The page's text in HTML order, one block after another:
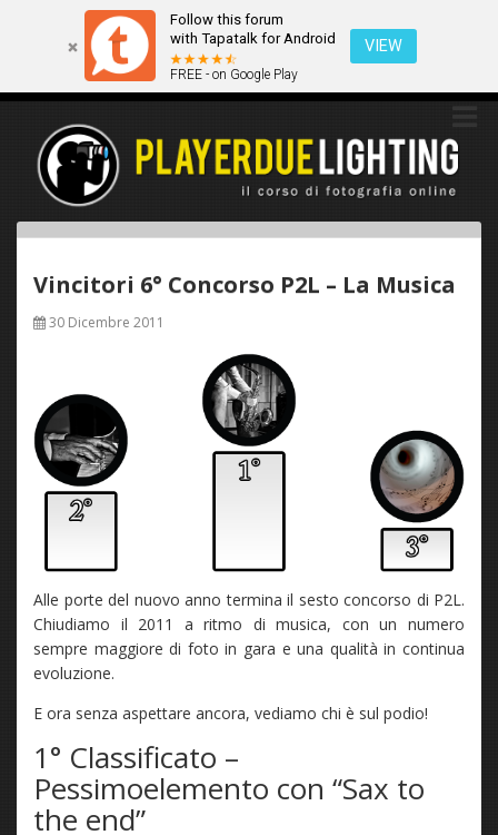
Follow this forum
with Tapatalk for Android
FREE - on Google Play
VIEW
Vincitori 6° Concorso P2L – La Musica
30 Dicembre 2011
Alle porte del nuovo anno termina il sesto concorso di P2L.
Chiudiamo il 2011 a ritmo di musica, con un numero
sempre maggiore di foto in gara e una qualità in continua
evoluzione.
E ora senza aspettare ancora, vediamo chi è sul podio!
1° Classificato –
Pessimoelemento con “Sax to
the end”
Questo sito utilizza i cookies. Continuando a navigare tra queste
pagine acconsenti implicitamente all'uso dei cookies.
Ok Scopri di più